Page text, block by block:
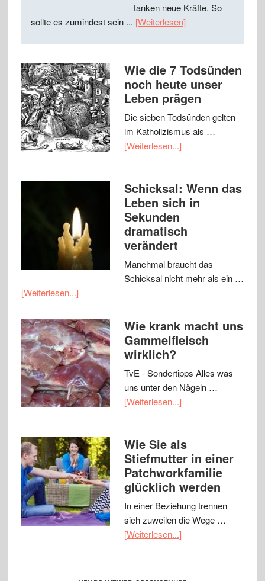
tanken neue Kräfte. So
sollte es zumindest sein ... [Weiterlesen]
Wie die 7 Todsünden
noch heute unser
Leben prägen
Die sieben Todsünden gelten
im Katholizismus als …
[Weiterlesen...]
Schicksal: Wenn das
Leben sich in
Sekunden
dramatisch
verändert
Manchmal braucht das
Schicksal nicht mehr als ein …
[Weiterlesen...]
Wie krank macht uns
Gammelfleisch
wirklich?
TvE - Sondertipps Alles was
uns unter den Nägeln …
[Weiterlesen...]
Wie Sie als
Stiefmutter in einer
Patchworkfamilie
glücklich werden
In einer Beziehung trennen
sich zuweilen die Wege …
[Weiterlesen...]